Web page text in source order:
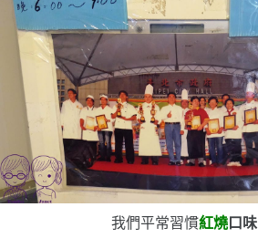
我們平常習慣紅燒口味